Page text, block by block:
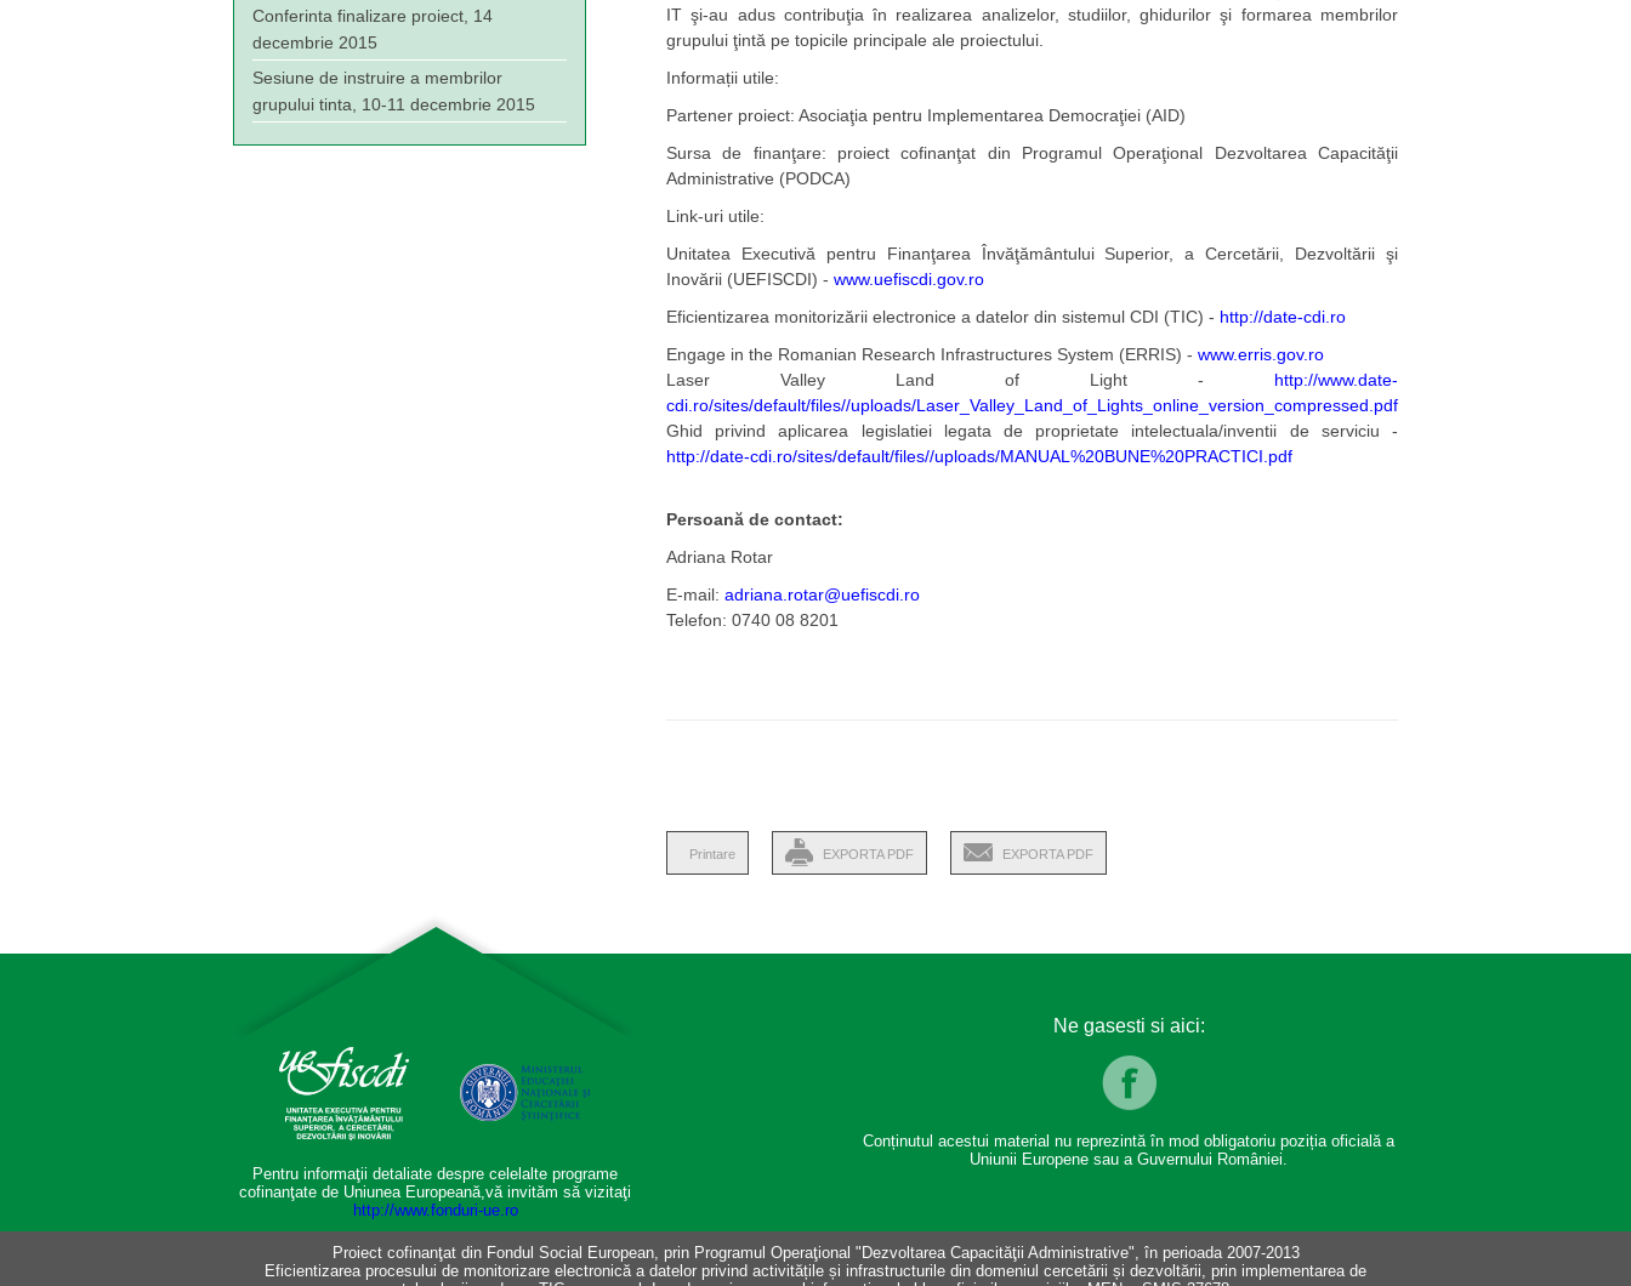
IT şi-au adus contribuţia în realizarea analizelor, studiilor, ghidurilor şi formarea membrilor
grupului ţintă pe topicile principale ale proiectului.
Informații utile:
Partener proiect: Asociaţia pentru Implementarea Democraţiei (AID)
Sursa de finanţare: proiect cofinanţat din Programul Operaţional Dezvoltarea Capacităţii
Administrative (PODCA)
Link-uri utile:
Unitatea Executivă pentru Finanţarea Învăţământului Superior, a Cercetării, Dezvoltării şi
Inovării (UEFISCDI) - www.uefiscdi.gov.ro
Eficientizarea moni­torizării electronice a datelor din sistemul CDI (TIC) - http://date-cdi.ro
Engage in the Romanian Research Infrastructures System (ERRIS) - www.erris.gov.ro
Laser Valley Land of Light - http://www.date-
cdi.ro/sites/default/files//uploads/Laser_Valley_Land_of_Lights_online_version_compressed.pdf
Ghid privind aplicarea legislatiei legata de proprietate intelectuala/inventii de serviciu -
http://date-cdi.ro/sites/default/files//uploads/MANUAL%20BUNE%20PRACTICI.pdf
Persoană de contact:
Adriana Rotar
E-mail: adriana.rotar@uefiscdi.ro
Telefon: 0740 08 8201
Printare EXPORTA PDF EXPORTA PDF
Conferinta finalizare proiect, 14
decembrie 2015
Sesiune de instruire a membrilor
grupului tinta, 10-11 decembrie 2015
Pentru informaţii detaliate despre celelalte programe
cofinanţate de Uniunea Europeană,vă invităm să vizitaţi
http://www.fonduri-ue.ro
Ne gasesti si aici:
Conținutul acestui material nu reprezintă în mod obligatoriu poziția oficială a
Uniunii Europene sau a Guvernului României.
Proiect cofinanţat din Fondul Social European, prin Programul Operaţional "Dezvoltarea Capacităţii Administrative", în perioada 2007-2013
Eficientizarea procesului de monitorizare electronică a datelor privind activitățile și infrastructurile din domeniul cercetării și dezvoltării, prin implementarea de